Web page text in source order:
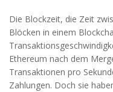
Die Blockzeit, die Zeit
Blöcken in einem
Ethereum nach dem
Transaktionen pro
Zahlungen. Doch sie